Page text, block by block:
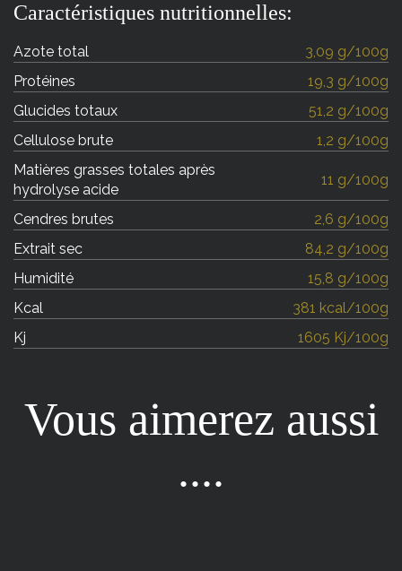
Caractéristiques nutritionnelles:
Azote total
3,09 g/100g
Protéines
19,3 g/100g
Glucides totaux
51,2 g/100g
Cellulose brute
1,2 g/100g
Matières grasses totales après
hydrolyse acide
11 g/100g
Cendres brutes
2,6 g/100g
Extrait sec
84,2 g/100g
Humidité
15,8 g/100g
Kcal
381 kcal/100g
Kj
1605 Kj/100g
Vous aimerez aussi
....